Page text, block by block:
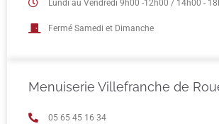
Lundi au Vendredi 9h00 -12h00 / 14h00 -
Fermé Samedi et Dimanche
Menuiserie Villefranche de
05 65 45 16 34